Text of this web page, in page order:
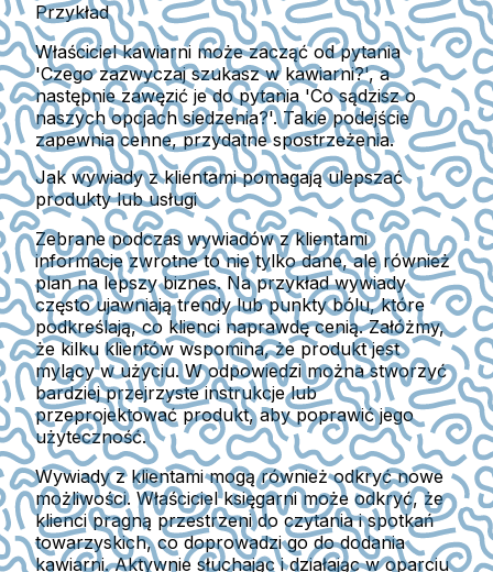
Przykład
Właściciel kawiarni może zacząć od pytania
'Czego zazwyczaj szukasz w kawiarni?', a
następnie zawęzić je do pytania 'Co sądzisz o
naszych opcjach siedzenia?'. Takie podejście
zapewnia cenne, przydatne spostrzeżenia.
Jak wywiady z klientami pomagają ulepszać
produkty lub usługi
Zebrane podczas wywiadów z klientami
informacje zwrotne to nie tylko dane, ale również
plan na lepszy biznes. Na przykład wywiady
często ujawniają trendy lub punkty bólu, które
podkreślają, co klienci naprawdę cenią. Załóżmy,
że kilku klientów wspomina, że produkt jest
mylący w użyciu. W odpowiedzi można stworzyć
bardziej przejrzyste instrukcje lub
przeprojektować produkt, aby poprawić jego
użyteczność.
Wywiady z klientami mogą również odkryć nowe
możliwości. Właściciel księgarni może odkryć, że
klienci pragną przestrzeni do czytania i spotkań
towarzyskich, co doprowadzi go do dodania
kawiarni. Aktywnie słuchając i działając w oparciu